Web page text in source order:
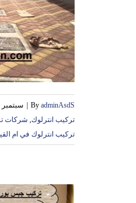
By adminAsdS سبتمبر 19th, 2021
تركيب انترلوك, ‏شركات
تركيب انترلوك في ام